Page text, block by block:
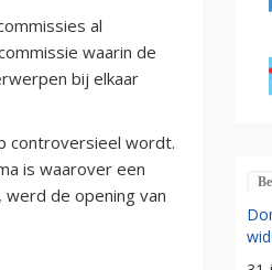
al
waarin de
bij elkaar
controversieel wordt.
is waarover een
de opening van